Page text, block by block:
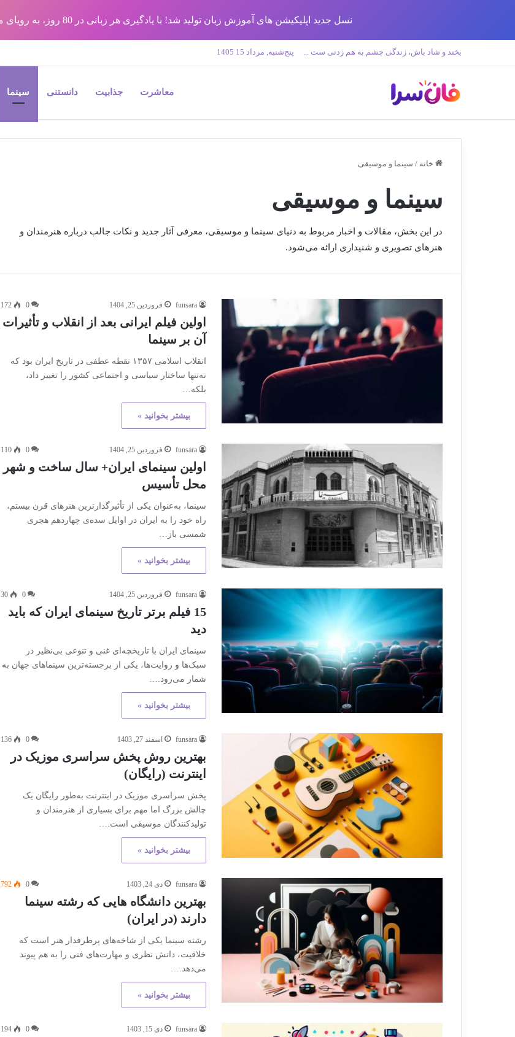
نسل جدید اپلیکیشن های آموزش زبان تولید شد! با یادگیری هر زبانی در 80 روز، به رویای مهاجرتت برس !!
بخند و شاد باش، زندگی چشم به هم زدنی ست ... پنج‌شنبه, مرداد 15 1405
معاشرت
جذابیت دانستنی سینما
خانه / سینما و موسیقی
سینما و موسیقی
در این بخش، مقالات و اخبار مربوط به دنیای سینما و موسیقی، معرفی آثار جدید و نکات جالب درباره هنرمندان و
هنرهای تصویری و شنیداری ارائه می‌شود.
funsara فروردین 25, 1404 0
172
اولین فیلم ایرانی بعد از انقلاب و تأثیرات
آن بر سینما
انقلاب اسلامی ۱۳۵۷ نقطه عطفی در تاریخ ایران بود که
نه‌تنها ساختار سیاسی و اجتماعی کشور را تغییر داد،
بلکه…
بیشتر بخوانید »
funsara فروردین 25, 1404 0
110
اولین سینمای ایران+ سال ساخت و شهر
محل تأسیس
سینما، به‌عنوان یکی از تأثیرگذارترین هنرهای قرن بیستم،
راه خود را به ایران در اوایل سده‌ی چهاردهم هجری
شمسی باز…
بیشتر بخوانید »
funsara فروردین 25, 1404 0
30
15 فیلم برتر تاریخ سینمای ایران که باید
دید
سینمای ایران با تاریخچه‌ای غنی و تنوعی بی‌نظیر در
سبک‌ها و روایت‌ها، یکی از برجسته‌ترین سینماهای جهان به
شمار می‌رود.…
بیشتر بخوانید »
funsara اسفند 27, 1403 0
136
بهترین روش پخش سراسری موزیک در
اینترنت (رایگان)
پخش سراسری موزیک در اینترنت به‌طور رایگان یک
چالش بزرگ اما مهم برای بسیاری از هنرمندان و
تولیدکنندگان موسیقی است.…
بیشتر بخوانید »
funsara دی 24, 1403 0
792
بهترین دانشگاه هایی که رشته سینما
دارند (در ایران)
رشته سینما یکی از شاخه‌های پرطرفدار هنر است که
خلاقیت، دانش نظری و مهارت‌های فنی را به هم پیوند
می‌دهد.…
بیشتر بخوانید »
funsara دی 15, 1403 0
194